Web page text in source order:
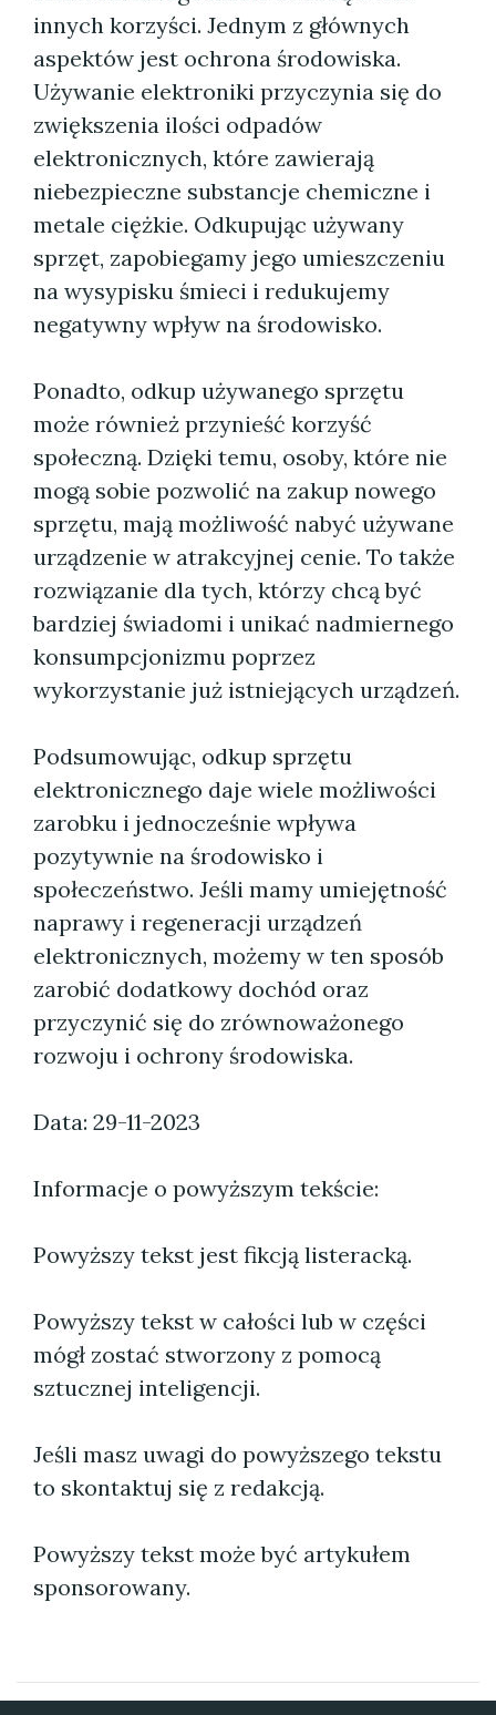
innych korzyści. Jednym z głównych
aspektów jest ochrona środowiska.
Używanie elektroniki przyczynia się do
zwiększenia ilości odpadów
elektronicznych, które zawierają
niebezpieczne substancje chemiczne i
metale ciężkie. Odkupując używany
sprzęt, zapobiegamy jego umieszczeniu
na wysypisku śmieci i redukujemy
negatywny wpływ na środowisko.
Ponadto, odkup używanego sprzętu
może również przynieść korzyść
społeczną. Dzięki temu, osoby, które nie
mogą sobie pozwolić na zakup nowego
sprzętu, mają możliwość nabyć używane
urządzenie w atrakcyjnej cenie. To także
rozwiązanie dla tych, którzy chcą być
bardziej świadomi i unikać nadmiernego
konsumpcjonizmu poprzez
wykorzystanie już istniejących urządzeń.
Podsumowując, odkup sprzętu
elektronicznego daje wiele możliwości
zarobku i jednocześnie wpływa
pozytywnie na środowisko i
społeczeństwo. Jeśli mamy umiejętność
naprawy i regeneracji urządzeń
elektronicznych, możemy w ten sposób
zarobić dodatkowy dochód oraz
przyczynić się do zrównoważonego
rozwoju i ochrony środowiska.
Data: 29-11-2023
Informacje o powyższym tekście:
Powyższy tekst jest fikcją listeracką.
Powyższy tekst w całości lub w części
mógł zostać stworzony z pomocą
sztucznej inteligencji.
Jeśli masz uwagi do powyższego tekstu
to skontaktuj się z redakcją.
Powyższy tekst może być artykułem
sponsorowany.